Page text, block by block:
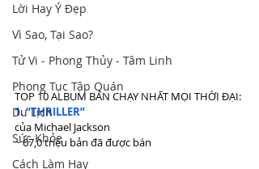
Lời Hay Ý Đẹp
Vì Sao, Tại Sao?
Tử Vi - Phong Thủy - Tâm Linh
Phong Tục Tập Quán
Du Lịch
Sức Khỏe
Cách Làm Hay
TOP 10 ALBUM BÁN CHẠY NHẤT MỌI THỜI ĐẠI:
1. “THRILLER”
của Michael Jackson
~ 67,0 triệu bản đã được bán